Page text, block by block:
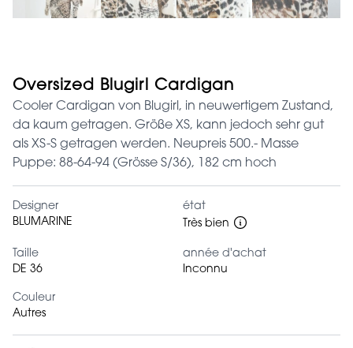
Oversized Blugirl Cardigan
Cooler Cardigan von Blugirl, in neuwertigem Zustand,
da kaum getragen. Größe XS, kann jedoch sehr gut
als XS-S getragen werden. Neupreis 500.- Masse
Puppe: 88-64-94 (Grösse S/36), 182 cm hoch
Designer
BLUMARINE
état
Très bien
Taille
DE 36
année d'achat
Inconnu
Couleur
Autres